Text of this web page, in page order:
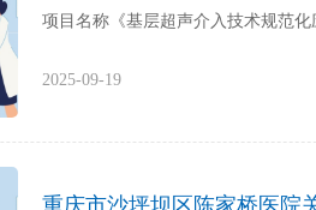
项目名称《基层超声介入技术规范
2025-09-19
重庆市沙坪坝区陈家桥医院